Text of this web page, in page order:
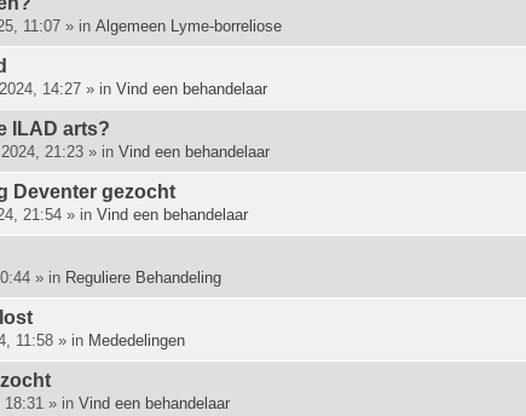
11:07 » in Algemeen Lyme-borreliose
14:27 » in Vind een behandelaar
ILAD arts?
21:23 » in Vind een behandelaar
Deventer gezocht
21:54 » in Vind een behandelaar
» in Reguliere Behandeling
11:58 » in Mededelingen
18:31 » in Vind een behandelaar